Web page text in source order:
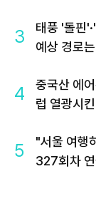
3
태풍 '돌핀
예상 경로
4
중국산 에
럽 열광시
5
"서울 여행
327회차